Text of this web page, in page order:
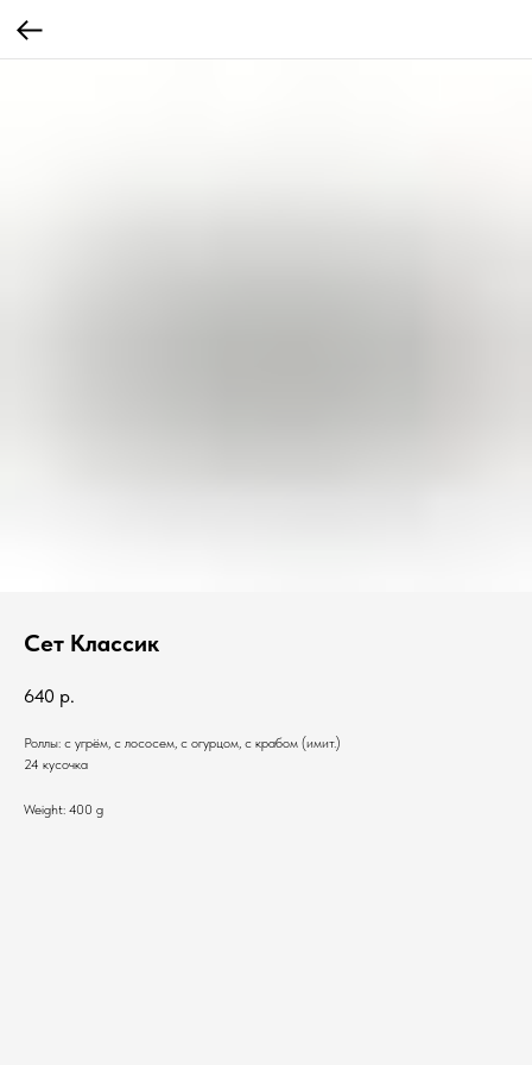
Сет Классик
640 р.
Роллы: с угрём, с лососем, с огурцом, с крабом (имит.)
24 кусочка
Weight: 400 g